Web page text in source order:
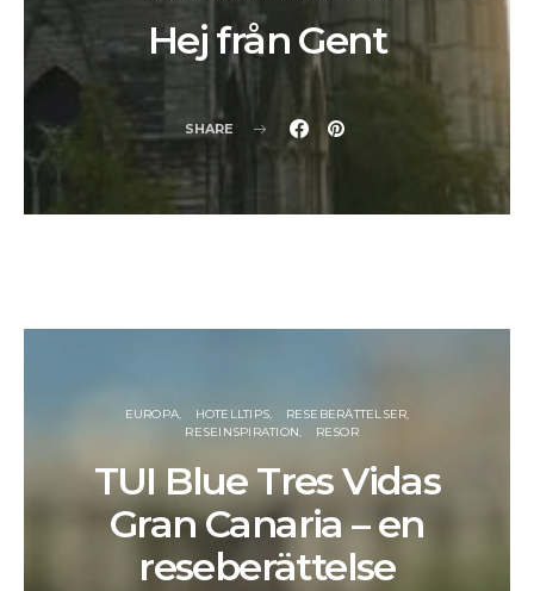
Hej från Gent
SHARE
EUROPA HOTELLTIPS
RESEBERÄTTELSER
RESEINSPIRATION
RESOR
TUI Blue Tres Vidas
Gran Canaria – en
reseberättelse